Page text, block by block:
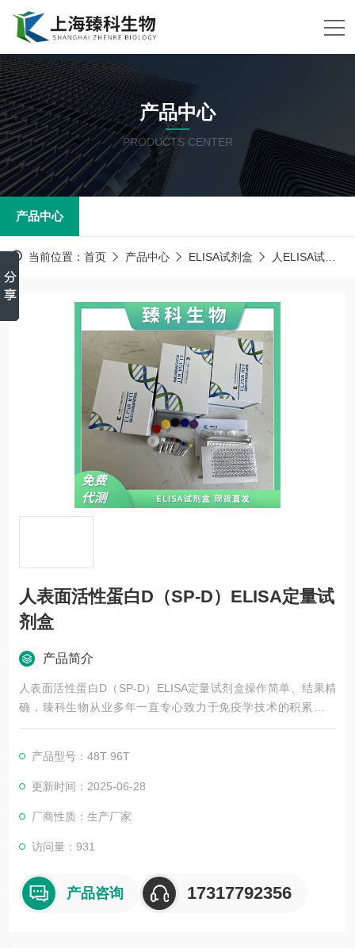
产品中心
PRODUCTS CENTER
产品中心
当前位置： 首页 产品中心 ELISA试剂盒 人ELISA试剂盒
人表面活性蛋白D（SP-D）ELISA定量试
剂盒
产品简介
人表面活性蛋白D（SP-D）ELISA定量试剂盒操作简单、结果精
确，臻科生物从业多年一直专心致力于免疫学技术的积累与发
展，以其优质的产品质量与专业的技术服务，赢得业内广大人士
的合作关系，共同努力合作共赢。
产品型号：48T 96T
更新时间：2025-06-28
厂商性质：生产厂家
访问量：931
产品咨询 17317792356